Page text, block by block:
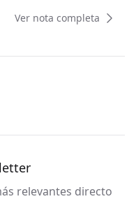
Ver nota completa
relevantes directo